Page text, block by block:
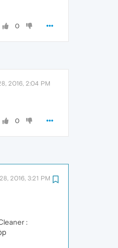
0
2016, 2:04 PM
0
2016, 3:21 PM
: